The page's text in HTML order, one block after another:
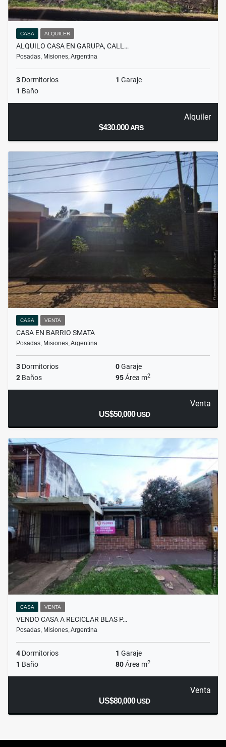
CASA ALQUILER
ALQUILO CASA EN GARUPA, CALL…
Posadas, Misiones, Argentina
3 Dormitorios 1 Garaje
1 Baño
Alquiler
$430.000ARS
CASA VENTA
CASA EN BARRIO SMATA
Posadas, Misiones, Argentina
3 Dormitorios 0Garaje
2 Baños 95Área m2
Venta
US$50,000USD
CASA VENTA
VENDO CASA A RECICLAR BLAS P…
Posadas, Misiones, Argentina
4 Dormitorios 1 Garaje
1 Baño 80Área m2
Venta
US$80,000USD